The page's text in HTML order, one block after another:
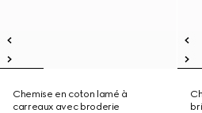
Chemise en coton lamé à
carreaux avec broderie